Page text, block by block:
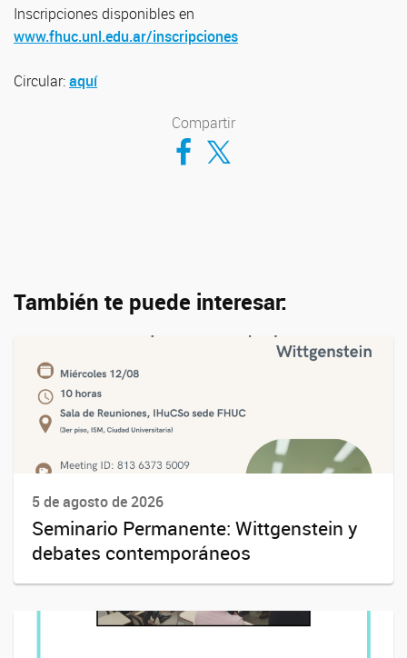
Inscripciones disponibles en
www.fhuc.unl.edu.ar/inscripciones
Circular:aquí
Compartir
Compartir en Facebook
Compartir en Twitter
También te puede interesar:
5 de agosto de 2026
Seminario Permanente: Wittgenstein y
debates contemporáneos